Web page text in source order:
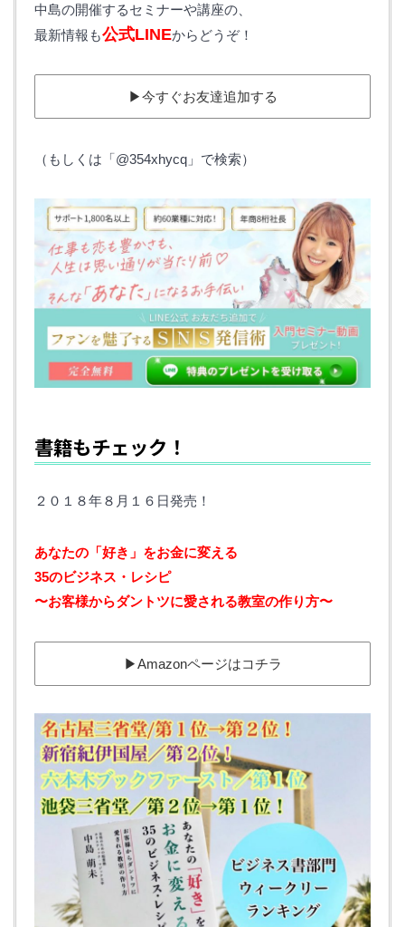
中島の開催するセミナーや講座の、
最新情報も公式LINEからどうぞ！
▶︎今すぐお友達追加する
（もしくは「@354xhycq」で検索）
書籍もチェック！
２０１８年８月１６日発売！
あなたの「好き」をお金に変える‬ ‪
35のビジネス・レシピ‬
‪〜お客様からダントツに愛される教室の作り方〜
▶︎Amazonページはコチラ